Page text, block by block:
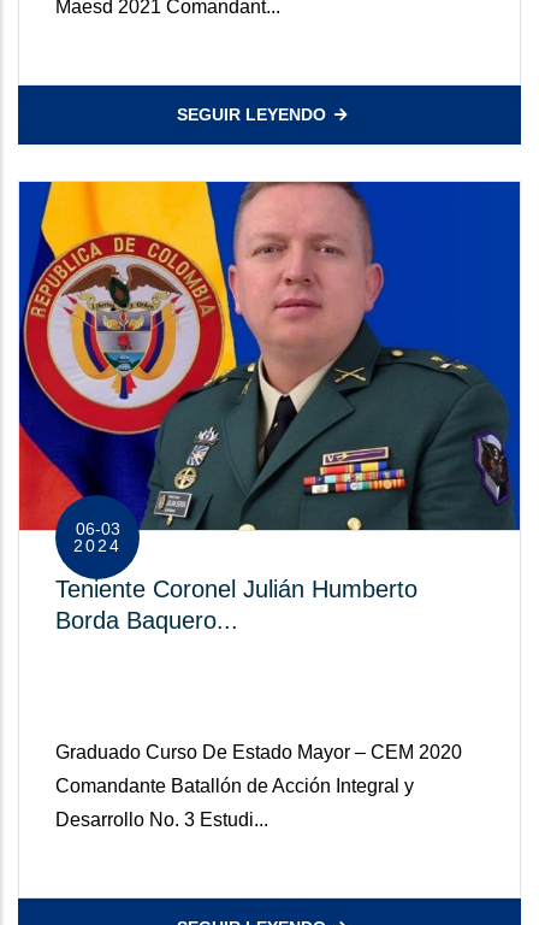
Maesd 2021 Comandant...
SEGUIR LEYENDO
06-03
2024
Teniente Coronel Julián Humberto
Borda Baquero​ ...
Graduado Curso De Estado Mayor – CEM 2020​
Comandante Batallón de Acción Integral y
Desarrollo No. 3​ Estudi...